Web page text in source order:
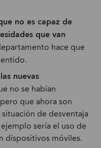
no es capaz de
que van
hace que
nuevas
no se habían
que ahora son
de desventaja
sería el uso de
dispositivos móviles.